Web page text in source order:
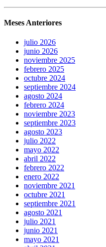
Meses Anteriores
julio 2026
junio 2026
noviembre 2025
febrero 2025
octubre 2024
septiembre 2024
agosto 2024
febrero 2024
noviembre 2023
septiembre 2023
agosto 2023
julio 2022
mayo 2022
abril 2022
febrero 2022
enero 2022
noviembre 2021
octubre 2021
septiembre 2021
agosto 2021
julio 2021
junio 2021
mayo 2021